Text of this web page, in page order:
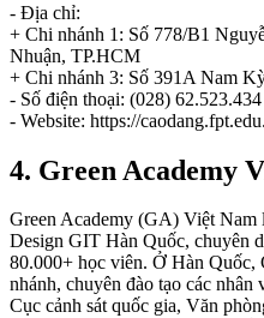
- Địa chỉ:
+ Chi nhánh 1: Số 778/B1
Nhuận, TP.HCM
+ Chi nhánh 3: Số 391A Nam
- Số điện thoại: (028) 62.523.434
- Website: https://
4. Green Academy
Green Academy (GA) Việt
Design GIT Hàn Quốc, chuyên
80.000+ học viên. Ở Hàn Quốc,
nhánh, chuyên đào tạo các
Cục cảnh sát quốc gia, Văn